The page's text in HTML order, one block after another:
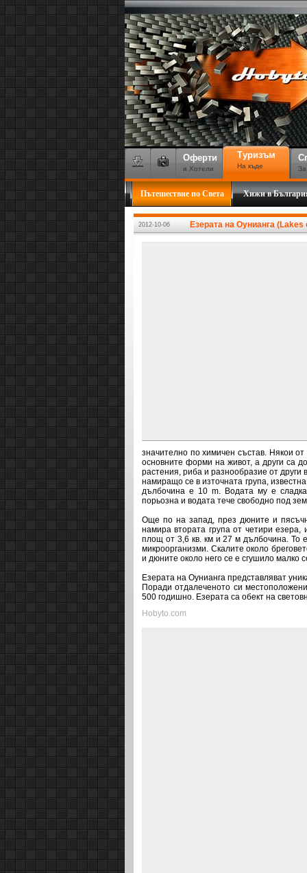
Оферти
и Хотели
Туризъм
На къде За
Пътешествие по Света Хижи в
2012-10-06 Езерата на Оунианга (Lakes
значително по химичен състав. Някои
основните форми на живот, а други са
растения, риба и разнообразие от
намиращо се в източната група,
дълбочина е 10 m. Водата му е
порьозна и водата тече свободно под
Още по на запад, през дюните и
намира втората група от четири езера,
площ от 3,6 кв. км и 27 м дълбочина. То
микроорганизми. Скалите около
и дюните около него се е сгушило малко
Езерата на Оунианга представляват
Поради отдалеченото си
500 годишно. Езерата са обект на
Hobyto.com